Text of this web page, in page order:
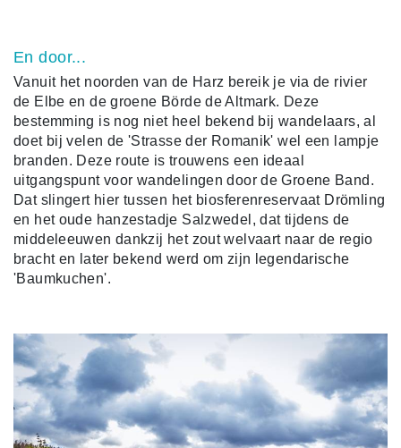
En door...
Vanuit het noorden van de Harz bereik je via de rivier
de Elbe en de groene Börde de Altmark. Deze
bestemming is nog niet heel bekend bij wandelaars, al
doet bij velen de 'Strasse der Romanik' wel een lampje
branden. Deze route is trouwens een ideaal
uitgangspunt voor wandelingen door de Groene Band.
Dat slingert hier tussen het biosferenreservaat Drömling
en het oude hanzestadje Salzwedel, dat tijdens de
middeleeuwen dankzij het zout welvaart naar de regio
bracht en later bekend werd om zijn legendarische
'Baumkuchen'.